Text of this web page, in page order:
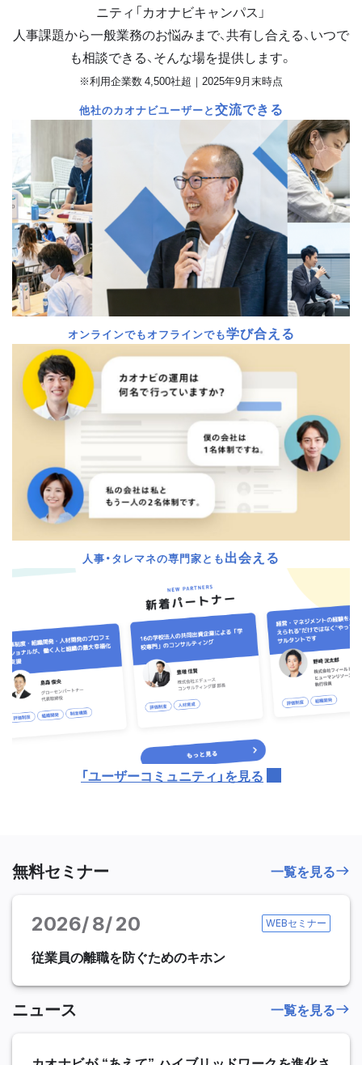
無料セミナー
2026 8 20 WEBセミナー
従業員の離職を防ぐためのキホン
一覧を見る
ニュース 一覧を見る
ニティ「カオナビキャンパス」
人事課題から一般業務のお悩みまで、共有し合える、いつで
も相談できる、そんな場を提供します。
※利用企業数 4,500社超｜2025年9月末時点
他社のカオナビユーザーと交流できる
オンラインでもオフラインでも学び合える
人事・タレマネの専門家とも出会える
「ユーザーコミュニティ」を見る